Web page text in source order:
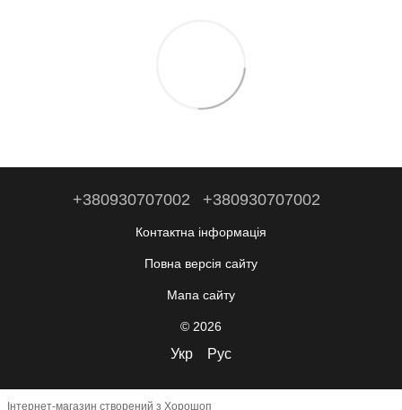
+380930707002 +380930707002
Контактна інформація
Повна версія сайту
Мапа сайту
© 2026
Укр Рус
Інтернет-магазин створений з Хорошоп